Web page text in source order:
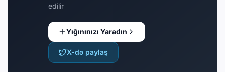
edilir
Yığınınızı Yaradın
X-də paylaş